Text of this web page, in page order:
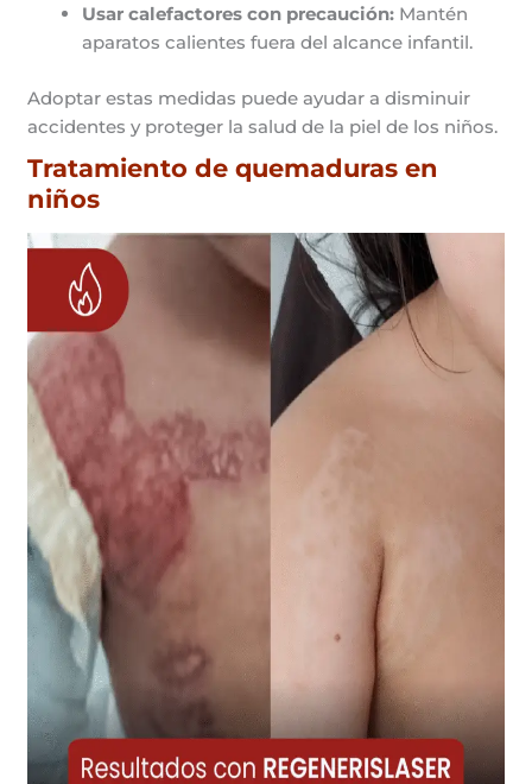
Usar calefactores con precaución:Mantén
aparatos calientes fuera del alcance infantil.
Adoptar estas medidas puede ayudar a disminuir
accidentes y proteger la salud de la piel de los niños.
Tratamiento de quemaduras en
niños